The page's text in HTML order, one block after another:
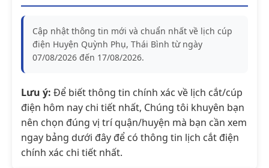
Cập nhật thông tin mới và chuẩn nhất về lịch cúp
điện Huyện Quỳnh Phụ, Thái Bình từ ngày
07/08/2026 đến 17/08/2026.
Lưu ý: Để biết thông tin chính xác về lịch cắt/cúp
điện hôm nay chi tiết nhất, Chúng tôi khuyên bạn
nên chọn đúng vị trí quận/huyện mà bạn cần xem
ngay bảng dưới đây để có thông tin lịch cắt điện
chính xác chi tiết nhất.